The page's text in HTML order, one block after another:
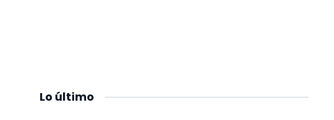
Lo último